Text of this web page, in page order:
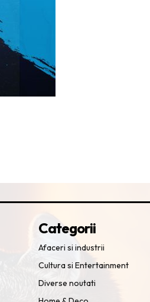
Categorii
Afaceri si industrii
Cultura si Entertainment
Diverse noutati